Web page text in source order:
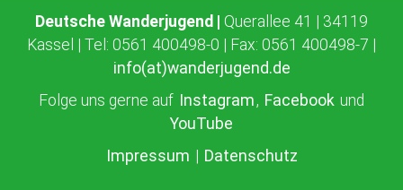
Deutsche Wanderjugend | Querallee 41 | 34119
Kassel | Tel: 0561 400498-0 | Fax: 0561 400498-7 |
info(at)wanderjugend.de
Folge uns gerne auf Instagram, Facebook und
YouTube
Impressum | Datenschutz